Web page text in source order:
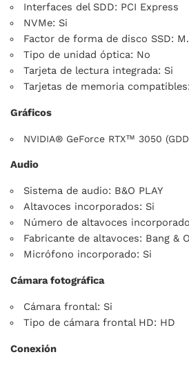
Interfaces del SDD: PCI Express
NVMe: Si
Factor de forma de disco SSD:
Tipo de unidad óptica: No
Tarjeta de lectura integrada: Si
Tarjetas de memoria
Gráficos
NVIDIA® GeForce RTX™ 3050
Audio
Sistema de audio: B&O PLAY
Altavoces incorporados: Si
Número de altavoces
Fabricante de altavoces: Bang &
Micrófono incorporado: Si
Cámara fotográfica
Cámara frontal: Si
Tipo de cámara frontal HD: HD
Conexión